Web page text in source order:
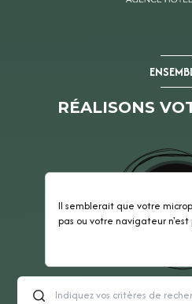
RÉALISONS
Il semblerait que votre
pas ou votre navigateur